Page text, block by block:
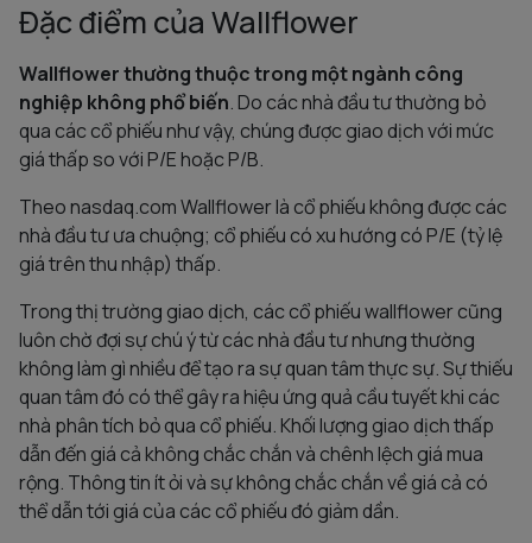
Đặc điểm của Wallflower
Wallflower thường thuộc trong một ngành công
nghiệp không phổ biến. Do các nhà đầu tư thường bỏ
qua các cổ phiếu như vậy, chúng được giao dịch với mức
giá thấp so với P/E hoặc P/B.
Theo nasdaq.com Wallflower là cổ phiếu không được các
nhà đầu tư ưa chuộng; cổ phiếu có xu hướng có P/E (tỷ lệ
giá trên thu nhập) thấp.
Trong thị trường giao dịch, các cổ phiếu wallflower cũng
luôn chờ đợi sự chú ý từ các nhà đầu tư nhưng thường
không làm gì nhiều để tạo ra sự quan tâm thực sự. Sự thiếu
quan tâm đó có thể gây ra hiệu ứng quả cầu tuyết khi các
nhà phân tích bỏ qua cổ phiếu. Khối lượng giao dịch thấp
dẫn đến giá cả không chắc chắn và chênh lệch giá mua
rộng. Thông tin ít ỏi và sự không chắc chắn về giá cả có
thể dẫn tới giá của các cổ phiếu đó giảm dần.